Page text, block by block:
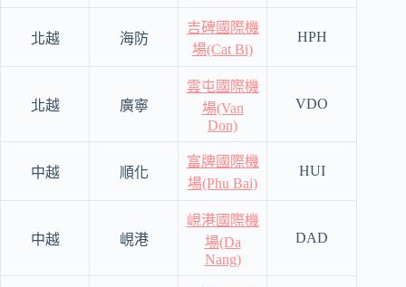
北越 海防
吉碑國際機
場(Cat Bi)
HPH
北越 廣寧
雲屯國際機
場(Van
Don)
VDO
中越 順化
富牌國際機
場(Phu Bai)
HUI
中越 峴港
峴港國際機
場(Da
Nang)
DAD